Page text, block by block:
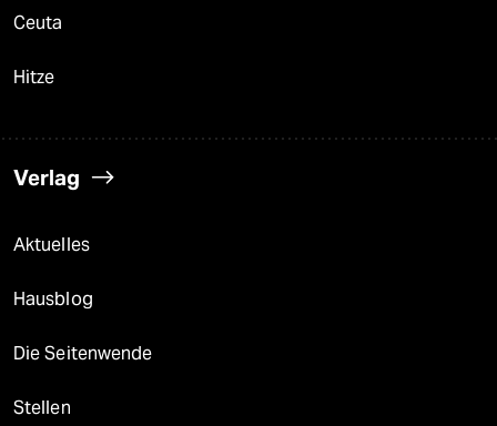
Ceuta
Hitze
Verlag
Aktuelles
Hausblog
Die Seitenwende
Stellen